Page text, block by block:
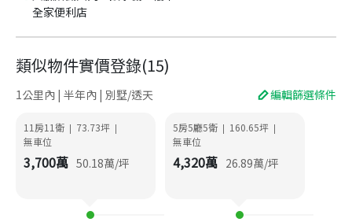
全家便利店
類似物件實價登錄(15)
1公里內 | 半年內 | 別墅/透天 編輯篩選條件
11房11衛 | 73.73坪 |
無車位
3,700萬 50.18萬/坪
5房5廳5衛 | 160.65坪 |
無車位
4,320萬 26.89萬/坪